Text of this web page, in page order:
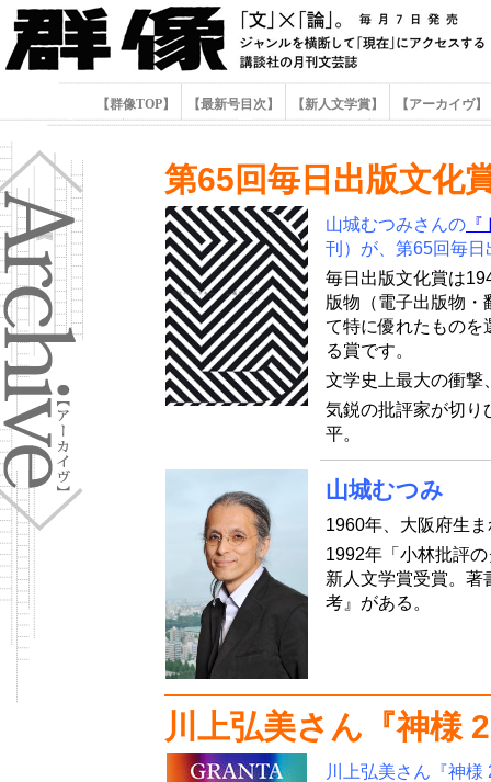
【群像TOP】 【最新号目次】 【新人文学賞】 【アーカイヴ】
第65回毎日出版文化
山城むつみさんの
刊）が、第65回毎
毎日出版文化賞は
版物（電子出版物・
て特に優れたものを
る賞です。
文学史上最大の衝撃
気鋭の批評家が切り
平。
山城むつみ
1960年、大阪府生
1992年「小林批評
新人文学賞受賞。著
考』がある。
川上弘美さん『神様
川上弘美さん『神